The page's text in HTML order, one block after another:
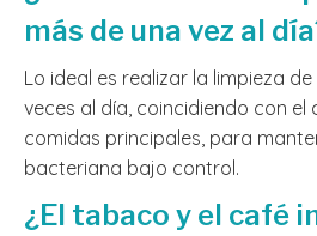
más de una vez al
Lo ideal es realizar la limpieza
veces al día, coincidiendo con el
comidas principales, para
bacteriana bajo control.
¿El tabaco y el café